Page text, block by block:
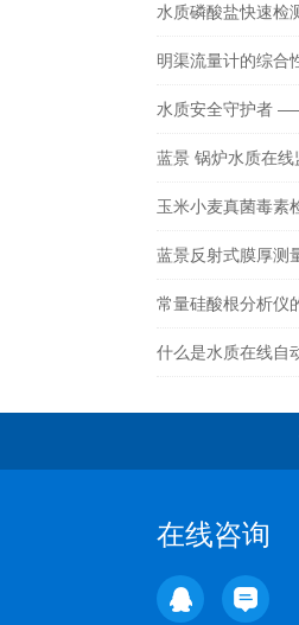
联+标准工业协议
水质磷酸盐快速检
驾护航
明渠流量计的综合
水质安全守护者
硝酸盐氮检测仪
蓝景 锅炉水质在
义工业水管理
玉米小麦真菌毒素
非常必要
蓝景反射式膜厚测
线自动化闭环
常量硅酸根分析仪
什么是水质在线自
在线咨询